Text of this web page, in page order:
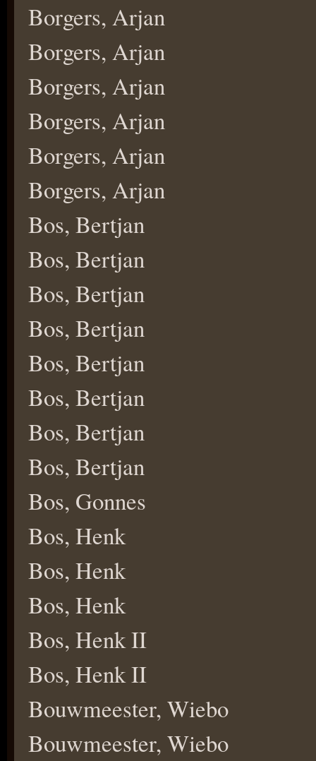
Borgers, Arjan
Borgers, Arjan
Borgers, Arjan
Borgers, Arjan
Borgers, Arjan
Borgers, Arjan
Bos, Bertjan
Bos, Bertjan
Bos, Bertjan
Bos, Bertjan
Bos, Bertjan
Bos, Bertjan
Bos, Bertjan
Bos, Bertjan
Bos, Gonnes
Bos, Henk
Bos, Henk
Bos, Henk
Bos, Henk II
Bos, Henk II
Bouwmeester, Wiebo
Bouwmeester, Wiebo